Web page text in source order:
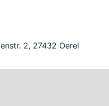
2, 27432 Oerel